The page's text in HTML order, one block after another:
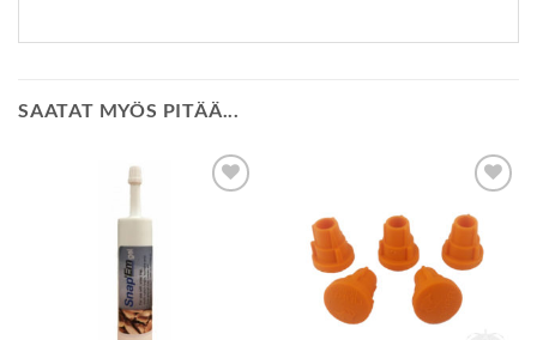
SAATAT MYÖS PITÄÄ...
toivelistalle